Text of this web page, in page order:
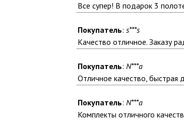
Все супер! В подарок 3
Покупатель: s***s
Качество отличное. Заказу
Покупатель: N***a
Отличное качество, быстрая
Покупатель: N***a
Комплекты отличного